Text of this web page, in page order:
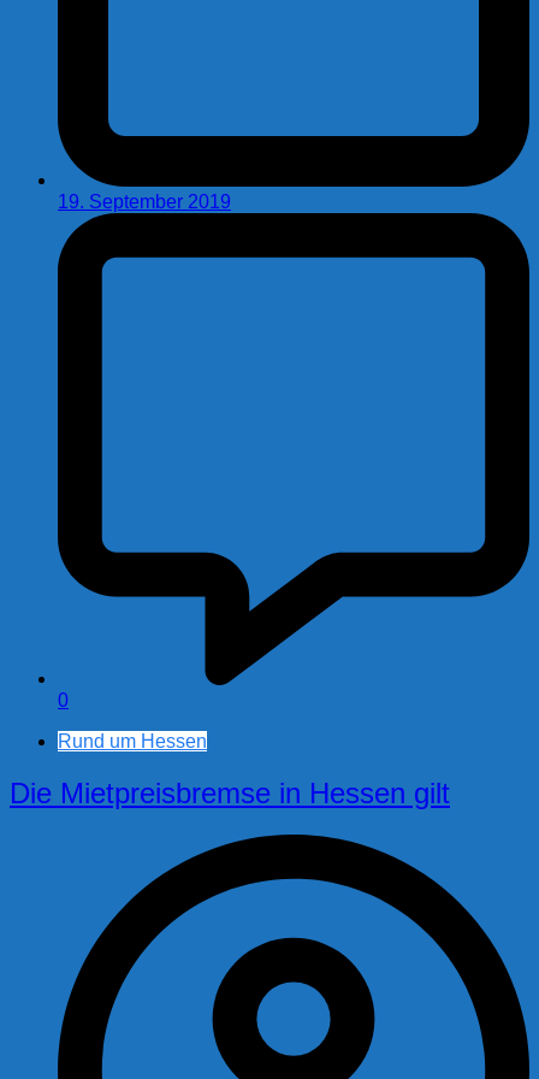
19. September 2019
0
Rund um Hessen
Die Mietpreisbremse in Hessen gilt